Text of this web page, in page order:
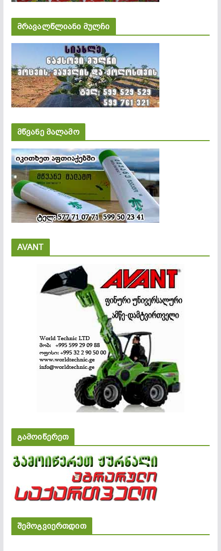
მრავალწლიანი მულჩი
მწვანე მალამო
AVANT
გამოიწერეთ
შემოგვიერთდით